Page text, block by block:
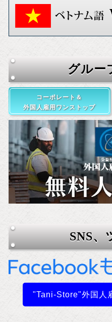
グルー
コーポレート＆
外国人雇用ワンストップ
SNS、
"Tani-Store"外国人